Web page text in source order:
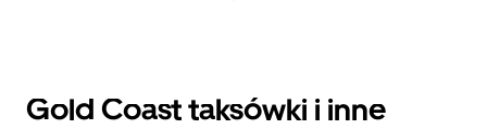
Gold Coast taksówki i inne